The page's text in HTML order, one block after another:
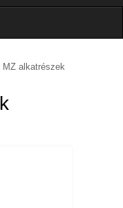
MZ alkatrészek